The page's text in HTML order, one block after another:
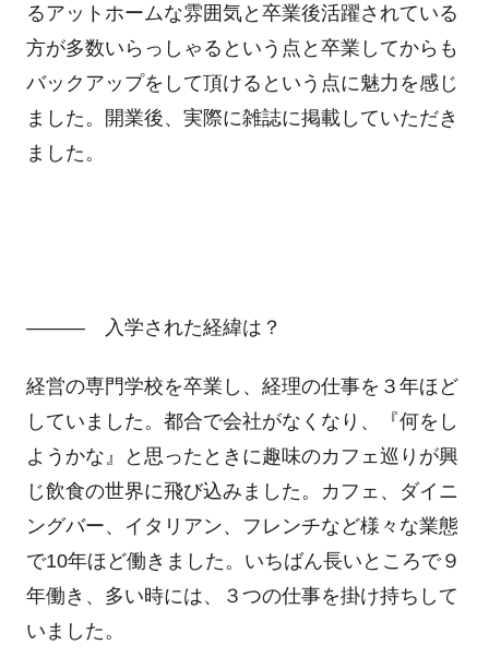
るアットホームな雰囲気と卒業後活躍されている
方が多数いらっしゃるという点と卒業してからも
バックアップをして頂けるという点に魅力を感じ
ました。開業後、実際に雑誌に掲載していただき
ました。
――― 入学された経緯は？
経営の専門学校を卒業し、経理の仕事を３年ほど
していました。都合で会社がなくなり、『何をし
ようかな』と思ったときに趣味のカフェ巡りが興
じ飲食の世界に飛び込みました。カフェ、ダイニ
ングバー、イタリアン、フレンチなど様々な業態
で10年ほど働きました。いちばん長いところで９
年働き、多い時には、３つの仕事を掛け持ちして
いました。